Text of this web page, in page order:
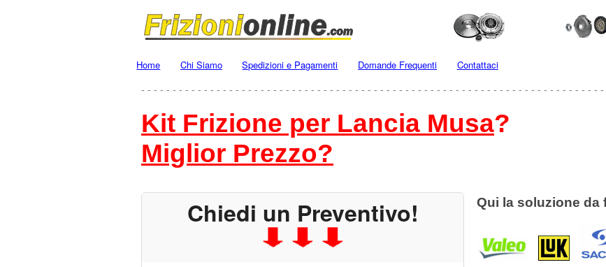
Home Chi Siamo Spedizioni e Pagamenti Domande Frequenti Contattaci
- - - - - - - - - - - - - - - - - - - - - - - - - - - - - - - - - - - - - - - - - - - - - - - - - - - - - - - - - - - - - - - - - - - - - - - - -
Kit Frizione per Lancia Musa?
Miglior Prezzo?
Chiedi un Preventivo! Qui la soluzione da